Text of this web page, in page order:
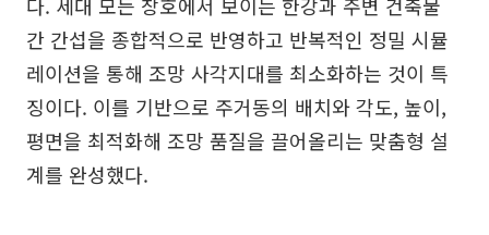
간 간섭을 종합적으로 반영하고 반복적인 정밀 시뮬
레이션을 통해 조망 사각지대를 최소화하는 것이 특
징이다. 이를 기반으로 주거동의 배치와 각도, 높이,
평면을 최적화해 조망 품질을 끌어올리는 맞춤형 설
계를 완성했다.